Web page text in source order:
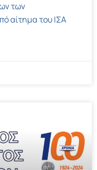
των
αίτημα του ΙΣΑ